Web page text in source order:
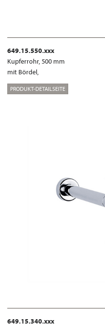
649.15.550.xxx
Kupferrohr, 500 mm
mit Bördel,
PRODUKT-DETAILSEITE
649.15.340.xxx